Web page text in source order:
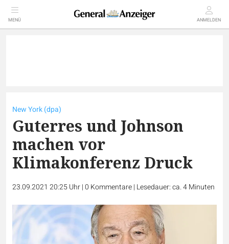
MENÜ ANMELDEN
New York (dpa)
Guterres und Johnson
machen vor
Klimakonferenz Druck
23.09.2021 20:25 Uhr|0 Kommentare| Lesedauer: ca. 4 Minuten